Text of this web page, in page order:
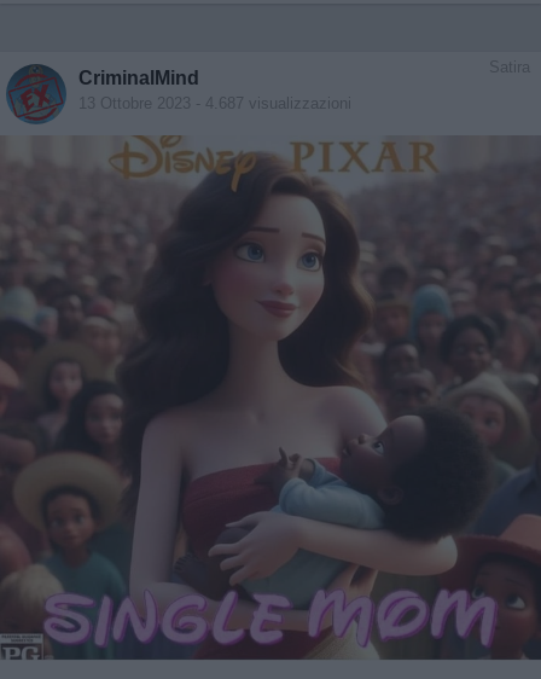
Satira
CriminalMind
13 Ottobre 2023 - 4.687 visualizzazioni